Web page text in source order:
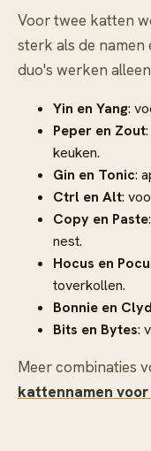
Voor twee katten
sterk als de namen
duo's werken
Yin en Yang:
Peper en Zout
keuken.
Gin en Tonic:
Ctrl en Alt:
Copy en Paste
nest.
Hocus en
toverkollen.
Bonnie en
Bits en Bytes:
Meer combinaties
kattennamen